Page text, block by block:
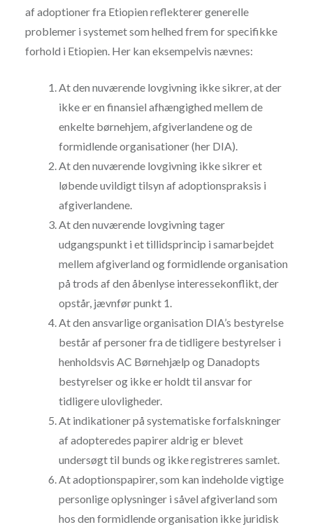
af adoptioner fra Etiopien reflekterer generelle
problemer i systemet som helhed frem for specifikke
forhold i Etiopien. Her kan eksempelvis nævnes:
At den nuværende lovgivning ikke sikrer, at der
ikke er en finansiel afhængighed mellem de
enkelte børnehjem, afgiverlandene og de
formidlende organisationer (her DIA).
At den nuværende lovgivning ikke sikrer et
løbende uvildigt tilsyn af adoptionspraksis i
afgiverlandene.
At den nuværende lovgivning tager
udgangspunkt i et tillidsprincip i samarbejdet
mellem afgiverland og formidlende organisation
på trods af den åbenlyse interessekonflikt, der
opstår, jævnfør punkt 1.
At den ansvarlige organisation DIA’s bestyrelse
består af personer fra de tidligere bestyrelser i
henholdsvis AC Børnehjælp og Danadopts
bestyrelser og ikke er holdt til ansvar for
tidligere ulovligheder.
At indikationer på systematiske forfalskninger
af adopteredes papirer aldrig er blevet
undersøgt til bunds og ikke registreres samlet.
At adoptionspapirer, som kan indeholde vigtige
personlige oplysninger i såvel afgiverland som
hos den formidlende organisation ikke juridisk